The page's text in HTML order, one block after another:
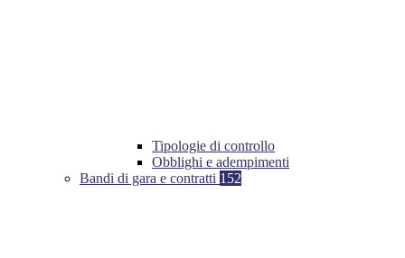
Tipologie di controllo
Obblighi e adempimenti
Bandi di gara e contratti 152